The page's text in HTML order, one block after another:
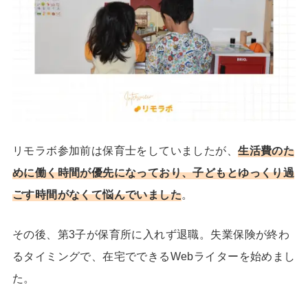
リモラボ参加前は保育士をしていましたが、生活費のた
めに働く時間が優先になっており、子どもとゆっくり過
ごす時間がなくて悩んでいました。
その後、第3子が保育所に入れず退職。失業保険が終わ
るタイミングで、在宅でできるWebライターを始めまし
た。